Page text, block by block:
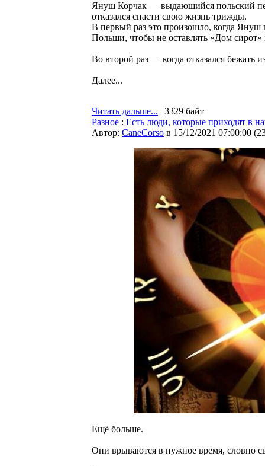
Януш Корчак — выдающийся польский
отказался спасти свою жизнь трижды.
В первый раз это произошло, когда Януш
Польши, чтобы не оставлять «Дом
Во второй раз — когда отказался бежать
Далее...
Читать дальше... | 3329 байт
Разное : Есть люди, которые приходят в
Автор: CaneCorso в 15/12/2021 07:00:00 (
Ещё больше.
Они врываются в нужное время, словно